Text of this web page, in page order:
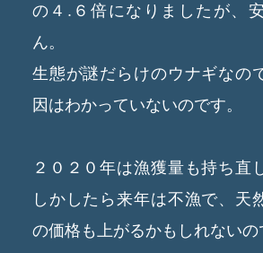
の４.６倍になりましたが、
ん。
生態が謎だらけのウナギなの
因はわかっていないのです。
２０２０年は漁獲量も持ち直
しかしたら来年は不漁で、天
の価格も上がるかもしれないの